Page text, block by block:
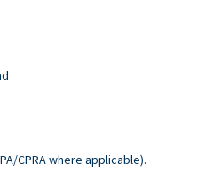
CPRA where applicable).